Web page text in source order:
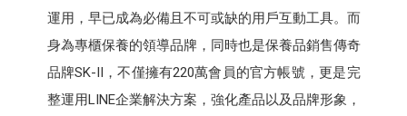
運用，早已成為必備且不可或缺的用戶互動工具。而
身為專櫃保養的領導品牌，同時也是保養品銷售傳奇
品牌SK-II，不僅擁有220萬會員的官方帳號，更是完
整運用LINE企業解決方案，強化產品以及品牌形象，